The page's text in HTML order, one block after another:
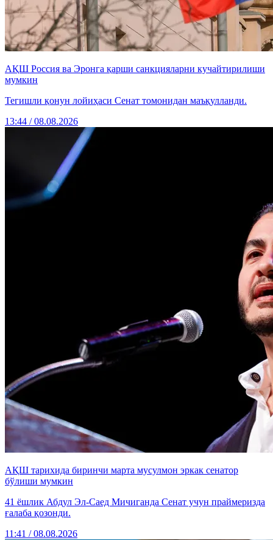
АҚШ Россия ва Эронга қарши санкцияларни кучайтирилиши
мумкин
Тегишли қонун лойиҳаси Сенат томонидан маъқулланди.
13:44 / 08.08.2026
АҚШ тарихида биринчи марта мусулмон эркак сенатор
бўлиши мумкин
41 ёшлик Абдул Эл-Саед Мичиганда Сенат учун праймеризда
ғалаба қозонди.
11:41 / 08.08.2026